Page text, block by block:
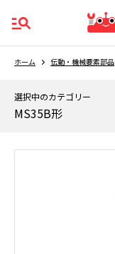
ホーム 伝動・機械要素部品
選択中のカテゴリー
MS35B形